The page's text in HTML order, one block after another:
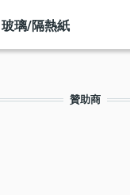
玻璃/隔熱紙
贊助商